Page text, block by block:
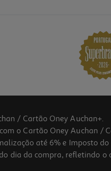
/ Cartão Oney Auchan+.
o Cartão Oney Auchan
até 6% e Imposto
dia da compra, refletindo